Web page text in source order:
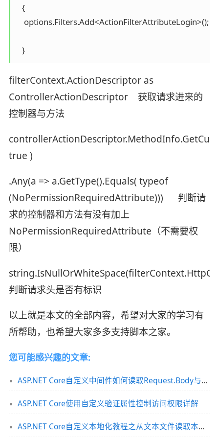
   {
options.Filters.Add<ActionFilterAttributeLogin>();
   }
filterContext.ActionDescriptor as
ControllerActionDescriptor 获取请求进来的
控制器与方法
true )
.Any(a => a.GetType().Equals( typeof
(NoPermissionRequiredAttribute))) 判断请
求的控制器和方法有没有加上
NoPermissionRequiredAttribute（不需要权
限）
判断请求头是否有标识
以上就是本文的全部内容，希望对大家的学习有
所帮助，也希望大家多多支持脚本之家。
您可能感兴趣的文章:
ASP.NET Core自定义中间件如何读取Request.Body与Response.Body的内容详解
ASP.NET Core使用自定义验证属性控制访问权限详解
ASP.NET Core自定义本地化教程之从文本文件读取本地化字符串